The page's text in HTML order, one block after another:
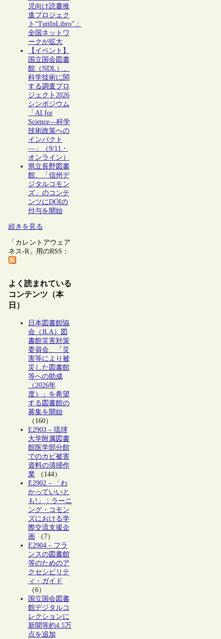
児向け読書推
進プロジェク
ト“TuttInLibro”：
全国ネットワ
ークが拡大
【イベント】
国立国会図書
館（NDL）、
科学技術に関
する調査プロ
ジェクト2026
シンポジウム
「AI for
Science―科学
技術政策への
インパクト
―」（9/11・
オンライン）
県立長野図書
館、「信州デ
ジタルコモン
ズ」のコンテ
ンツにDOIの
付与を開始
続きを見る
「カレントアウェア
ネス-R」用のRSS：
よく読まれている
コンテンツ（本
日）
日本図書館協
会（JLA）図
書館災害対策
委員会、「災
害等により被
災した図書館
等への助成
（2026年
度）」を希望
する図書館の
募集を開始
（160）
E2903 – 琉球
大学附属図書
館医学部分館
でのカビ被害
資料の清掃作
業（144）
E2902 – 「わ
かっていいと
も!」：ラーニ
ング・コモン
ズにおける学
際交流支援企
画 （7）
E2904 – フラ
ンスの図書館
等のためのア
クセシビリテ
ィ・ガイド
（6）
国立国会図書
館デジタルコ
レクションに
新聞等約4.5万
点を追加